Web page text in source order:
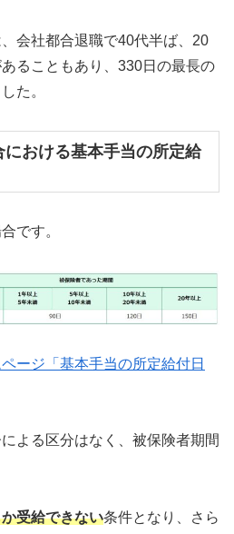
会社都合退職で40代半ば、20
ることもあり、330日の最長の
た。
における基本手当の所定給
です。
ージ「基本手当の所定給付日
よる区分はなく、被保険者期間
受給できない条件となり、さら